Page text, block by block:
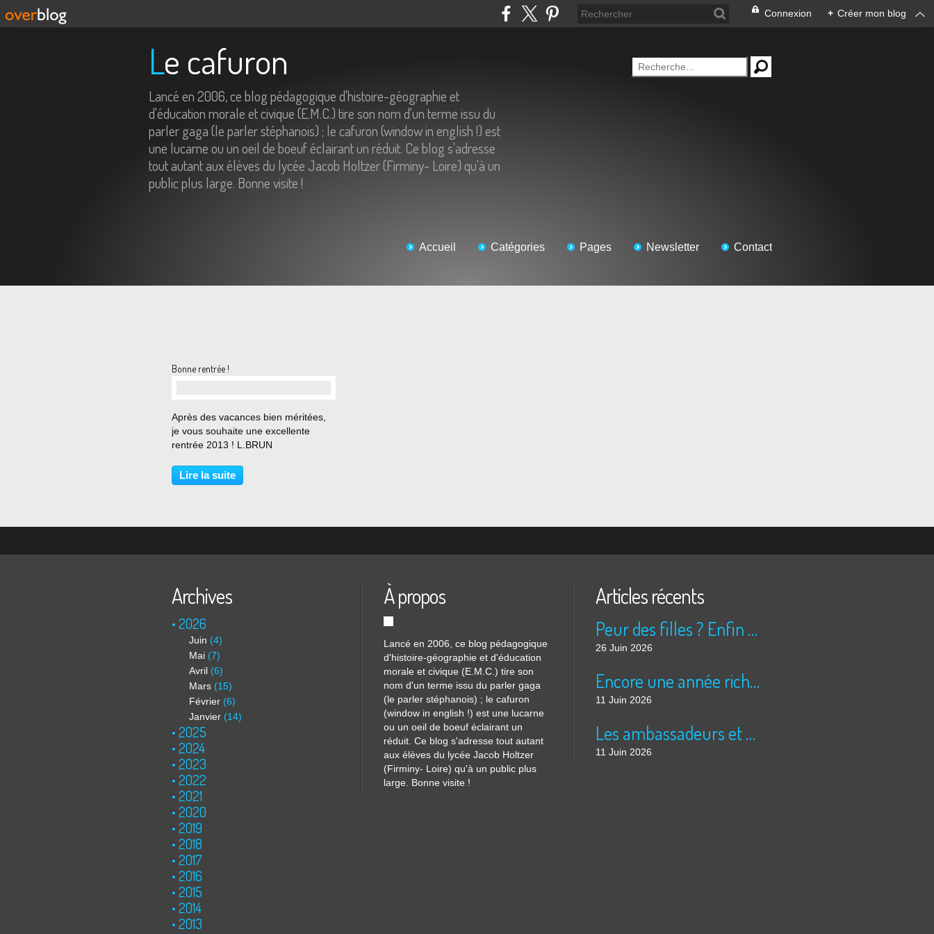
Connexion + Créer mon blog
Le cafuron
Lancé en 2006, ce blog pédagogique d'histoire-géographie et
d'éducation morale et civique (E.M.C.) tire son nom d'un terme issu du
parler gaga (le parler stéphanois) ; le cafuron (window in english !) est
une lucarne ou un oeil de boeuf éclairant un réduit. Ce blog s'adresse
tout autant aux élèves du lycée Jacob Holtzer (Firminy- Loire) qu'à un
public plus large. Bonne visite !
Accueil Catégories Pages Newsletter Contact
Bonne rentrée !
Après des vacances bien méritées,
je vous souhaite une excellente
rentrée 2013 ! L.BRUN
Lire la suite
Archives
2026
Juin (4)
Mai (7)
Avril (6)
Mars (15)
Février (6)
Janvier (14)
2025
2024
2023
2022
2021
2020
2019
2018
2017
2016
2015
2014
2013
À propos
Lancé en 2006, ce blog pédagogique
d'histoire-géographie et d'éducation
morale et civique (E.M.C.) tire son
nom d'un terme issu du parler gaga
(le parler stéphanois) ; le cafuron
(window in english !) est une lucarne
ou un oeil de boeuf éclairant un
réduit. Ce blog s'adresse tout autant
aux élèves du lycée Jacob Holtzer
(Firminy- Loire) qu'à un public plus
large. Bonne visite !
Articles récents
Peur des filles ? Enfin rassuré ?
26 Juin 2026
Encore une année riche en cinéma pour Super 8 !
11 Juin 2026
Les ambassadeurs et SUPER 8 - La solidarité en action
11 Juin 2026